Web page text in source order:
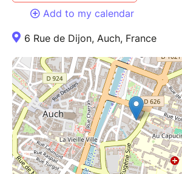
Add to my calendar
6 Rue de Dijon, Auch, France